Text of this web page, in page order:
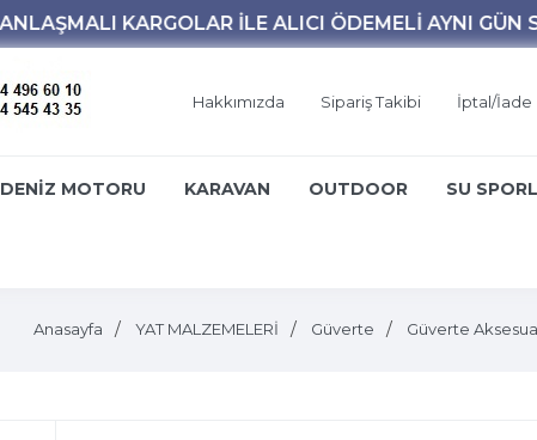
Hakkımızda Sipariş Takibi İptal/İade
DENİZ MOTORU KARAVAN OUTDOOR SU
Anasayfa YAT MALZEMELERİ Güverte Güverte